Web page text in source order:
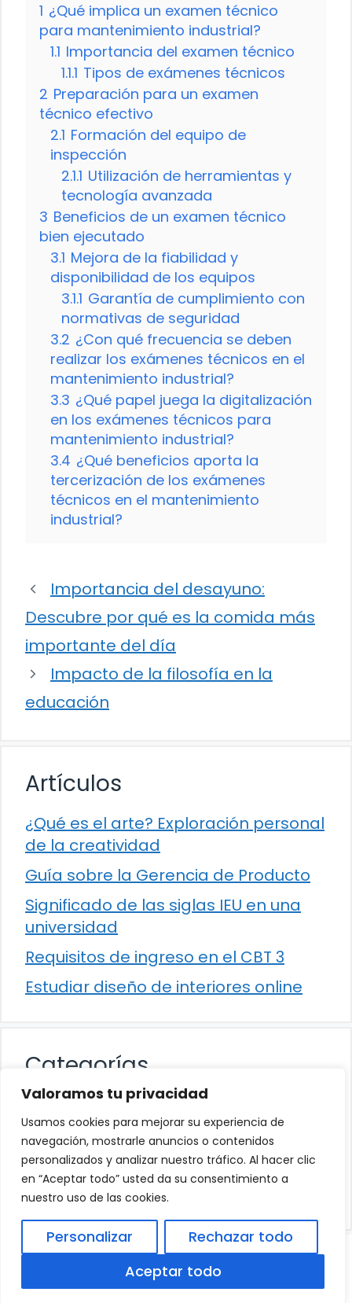
Valoramos tu privacidad
Usamos cookies para mejorar su experiencia de
navegación, mostrarle anuncios o contenidos
personalizados y analizar nuestro tráfico. Al hacer clic
en “Aceptar todo” usted da su consentimiento a
nuestro uso de las cookies.
Personalizar
Rechazar todo
Aceptar todo
1 ¿Qué implica un examen técnico
para mantenimiento industrial?
1.1 Importancia del examen técnico
1.1.1 Tipos de exámenes técnicos
2 Preparación para un examen
técnico efectivo
2.1 Formación del equipo de
inspección
2.1.1 Utilización de herramientas y
tecnología avanzada
3 Beneficios de un examen técnico
bien ejecutado
3.1 Mejora de la fiabilidad y
disponibilidad de los equipos
3.1.1 Garantía de cumplimiento con
normativas de seguridad
3.2 ¿Con qué frecuencia se deben
realizar los exámenes técnicos en el
mantenimiento industrial?
3.3 ¿Qué papel juega la digitalización
en los exámenes técnicos para
mantenimiento industrial?
3.4 ¿Qué beneficios aporta la
tercerización de los exámenes
técnicos en el mantenimiento
industrial?
Importancia del desayuno:
Descubre por qué es la comida más
importante del día
Impacto de la filosofía en la
educación
Artículos
¿Qué es el arte? Exploración personal
de la creatividad
Guía sobre la Gerencia de Producto
Significado de las siglas IEU en una
universidad
Requisitos de ingreso en el CBT 3
Estudiar diseño de interiores online
Categorías
Cultura
Educación
Eventos
Trabajo
Política de Privacidad Aviso Legal|
Política de Cookies